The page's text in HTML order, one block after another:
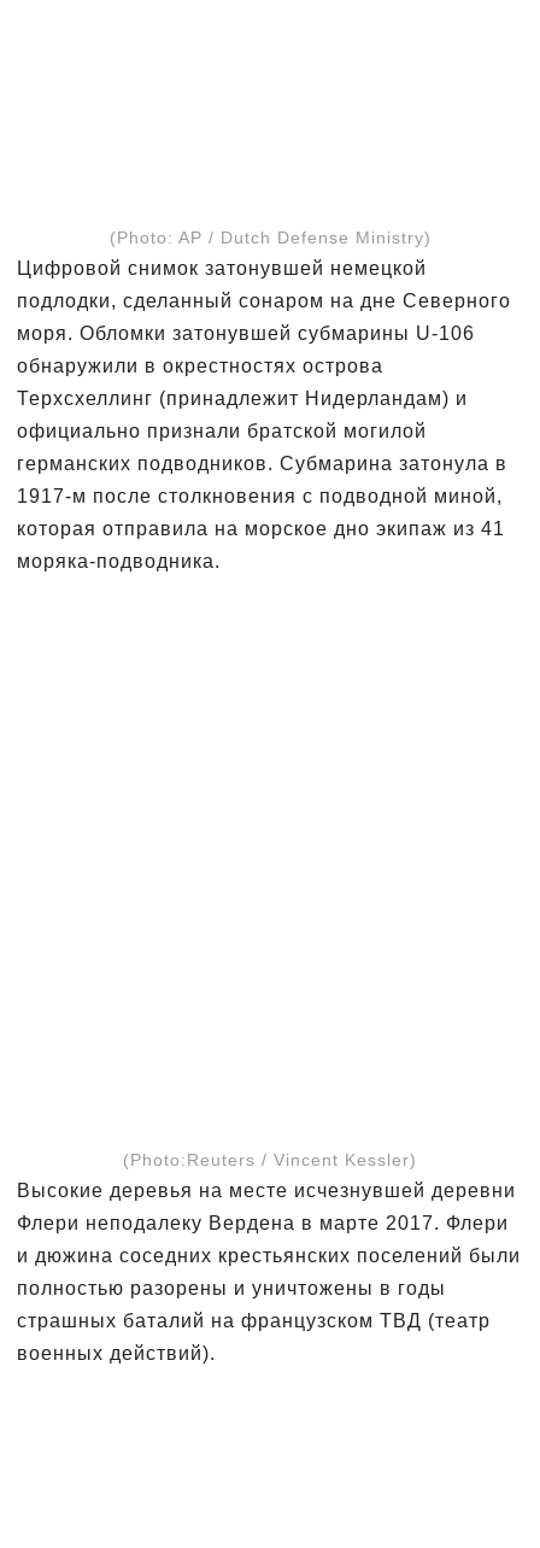
(Photo: AP / Dutch Defense Ministry)
Цифровой снимок затонувшей немецкой
подлодки, сделанный сонаром на дне Северного
моря. Обломки затонувшей субмарины U-106
обнаружили в окрестностях острова
Терхсхеллинг (принадлежит Нидерландам) и
официально признали братской могилой
германских подводников. Субмарина затонула в
1917-м после столкновения с подводной миной,
которая отправила на морское дно экипаж из 41
моряка-подводника.
(Photo:Reuters / Vincent Kessler)
Высокие деревья на месте исчезнувшей деревни
Флери неподалеку Вердена в марте 2017. Флери
и дюжина соседних крестьянских поселений были
полностью разорены и уничтожены в годы
страшных баталий на французском ТВД (театр
военных действий).